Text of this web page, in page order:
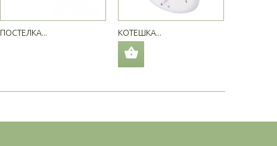
ПОСТЕЛКА... КОТЕШКА...